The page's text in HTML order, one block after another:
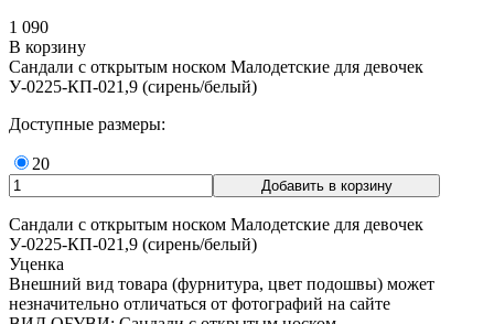
1 090
В корзину
Сандали с открытым носком Малодетские для девочек
У-0225-КП-021,9 (сирень/белый)
Доступные размеры:
20
Сандали с открытым носком Малодетские для девочек
У-0225-КП-021,9 (сирень/белый)
Уценка
Внешний вид товара (фурнитура, цвет подошвы) может
незначительно отличаться от фотографий на сайте